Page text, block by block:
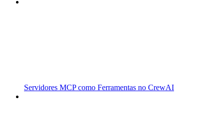
Servidores MCP como Ferramentas no CrewAI